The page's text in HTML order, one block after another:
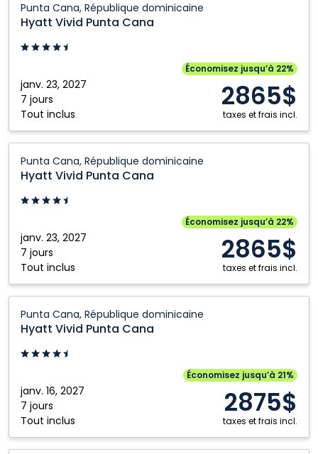
Calgary
Edmonton
Halifax
Hamilton
Kitchener
London
Regina
Saskatoon
Thunder Bay
Toronto
Punta Cana, République dominicaine
Hyatt Vivid Punta Cana
janv. 23, 2027
7 jours
Tout inclus
Économisez jusqu’à 22%
2865$
taxes et frais incl.
Vivid
Punta
Cana:
Cana,
République
dominicaine
Punta Cana, République dominicaine
Hyatt Vivid Punta Cana
janv. 23, 2027
7 jours
Tout inclus
Économisez jusqu’à 22%
2865$
taxes et frais incl.
Vivid
Punta
Cana:
Cana,
République
dominicaine
Punta Cana, République dominicaine
Hyatt Vivid Punta Cana
janv. 16, 2027
7 jours
Tout inclus
Économisez jusqu’à 21%
2875$
taxes et frais incl.
Vivid
Punta
Cana:
Cana,
République
dominicaine